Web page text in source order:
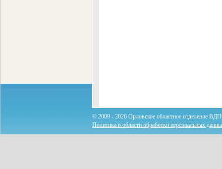
© 2009 - 2026 Орловское областное отделение
Политика в области обработки персональных